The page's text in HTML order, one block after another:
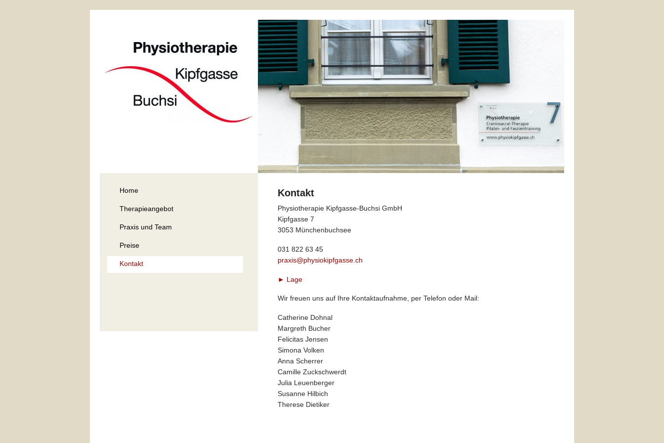
Kontakt
Physiotherapie Kipfgasse-Buchsi GmbH
Kipfgasse 7
3053 Münchenbuchsee
031 822 63 45
praxis@physiokipfgasse.ch
► Lage
Wir freuen uns auf Ihre Kontaktaufnahme, per Telefon oder Mail:
Catherine Dohnal
Margreth Bucher
Felicitas Jensen
Simona Volken
Anna Scherrer
Camille Zuckschwerdt
Julia Leuenberger
Susanne Hilbich
Therese Dietiker
Home
Therapieangebot
Praxis und Team
Preise
Kontakt